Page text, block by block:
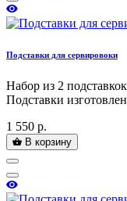
Подставки для сервировоки
Набор из 2
Подставки
1 550 р.
В корзину